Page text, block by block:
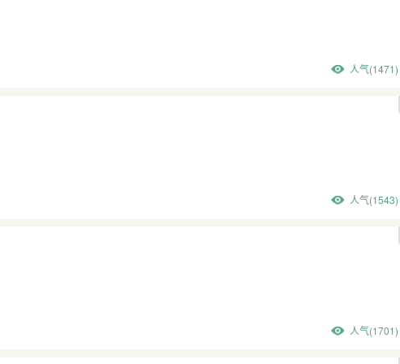
人气(1471)
人气(1543)
人气(1701)